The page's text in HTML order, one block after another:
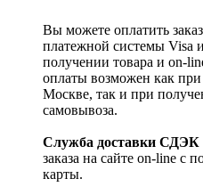
Вы можете оплатить
платежной системы Visa
получении товара и on-
оплаты возможен как при
Москве, так и при
самовывоза.
Служба доставки СДЭК
заказа на сайте on-line с
карты.